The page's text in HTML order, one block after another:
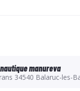
manureva
34540 Balaruc-les-